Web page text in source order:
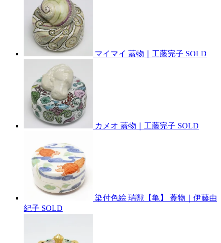
マイマイ 蓋物｜工藤完子 SOLD
カメオ 蓋物｜工藤完子 SOLD
染付色絵 瑞獣【亀】 蓋物｜伊藤由
紀子 SOLD